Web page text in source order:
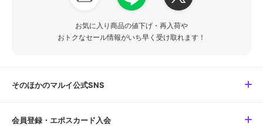
お気に入り商品の値下げ・再入荷や
おトクなセール情報がいち早く受け取れます！
そのほかのマルイ公式SNS
会員登録・エポスカード入会